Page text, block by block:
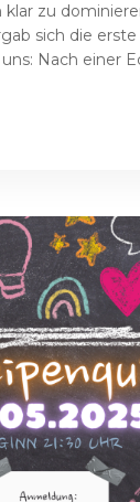
zu
sich die erste
Nach einer